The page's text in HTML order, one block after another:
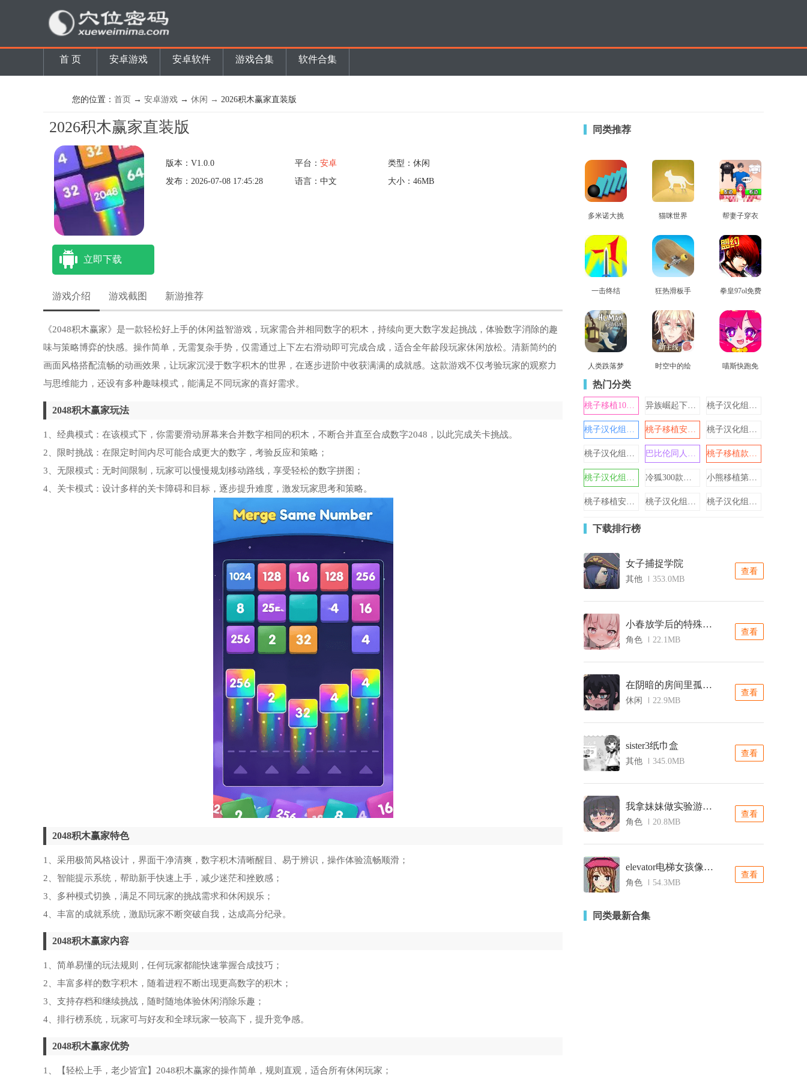
首 页 安卓游戏 安卓软件 游戏合集 软件合集
您的位置： 首页 → 安卓游戏 → 休闲 → 2026积木赢家直装版
2026积木赢家直装版
版本：V1.0.0 平台： 安卓
类型：休闲
发布：2026-07-08 17:45:28
语言：中文 大小：46MB
立即下载
游戏介绍 游戏截图 新游推荐
《2048积木赢家》是一款轻松好上手的休闲益智游戏，玩家需合并相同数字的积木，持续向更大数字发起挑战，体验数字消除的趣
味与策略博弈的快感。操作简单，无需复杂手势，仅需通过上下左右滑动即可完成合成，适合全年龄段玩家休闲放松。清新简约的
画面风格搭配流畅的动画效果，让玩家沉浸于数字积木的世界，在逐步进阶中收获满满的成就感。这款游戏不仅考验玩家的观察力
与思维能力，还设有多种趣味模式，能满足不同玩家的喜好需求。
2048积木赢家玩法
1、经典模式：在该模式下，你需要滑动屏幕来合并数字相同的积木，不断合并直至合成数字2048，以此完成关卡挑战。
2、限时挑战：在限定时间内尽可能合成更大的数字，考验反应和策略；
3、无限模式：无时间限制，玩家可以慢慢规划移动路线，享受轻松的数字拼图；
4、关卡模式：设计多样的关卡障碍和目标，逐步提升难度，激发玩家思考和策略。
2048积木赢家特色
1、采用极简风格设计，界面干净清爽，数字积木清晰醒目、易于辨识，操作体验流畅顺滑；
2、智能提示系统，帮助新手快速上手，减少迷茫和挫败感；
3、多种模式切换，满足不同玩家的挑战需求和休闲娱乐；
4、丰富的成就系统，激励玩家不断突破自我，达成高分纪录。
2048积木赢家内容
1、简单易懂的玩法规则，任何玩家都能快速掌握合成技巧；
2、丰富多样的数字积木，随着进程不断出现更高数字的积木；
3、支持存档和继续挑战，随时随地体验休闲消除乐趣；
4、排行榜系统，玩家可与好友和全球玩家一较高下，提升竞争感。
2048积木赢家优势
1、【轻松上手，老少皆宜】2048积木赢家的操作简单，规则直观，适合所有休闲玩家；
同类推荐
多米诺大挑
猫咪世界
帮妻子穿衣
一击终结
狂热滑板手
拳皇97ol免费
人类跌落梦
境国际服手
机版
查看
时空中的绘
喵斯快跑免
锁最新版
热门分类
桃子移植1000款手机游戏 异族崛起下载安装汉化版 桃子汉化组移植游戏大全
桃子汉化组移植游戏大全2024 桃子移植安卓直装游戏 桃子汉化组移植的安卓游戏大全
桃子汉化组移植游戏大全ap 巴比伦同人汉化游戏 桃子移植款纸巾盒游戏大全
桃子汉化组移植的1000款游戏 冷狐300款免费游戏汉化最新版本 小熊移植第五驱动汉化版全部
桃子移植安卓游戏大全 桃子汉化组移植安卓rpg游戏 桃子汉化组游戏安卓直装
下载排行榜
女子捕捉学院
其他 353.0MB
查看
小春放学后的特殊教育桃子移植
角色 22.1MB
查看
在阴暗的房间里孤独的女孩
休闲 22.9MB
查看
sister3纸巾盒
其他 345.0MB
查看
我拿妹妹做实验游戏桃子移植
角色 20.8MB
查看
elevator电梯女孩像素桃子移植
角色 54.3MB
查看
同类最新合集